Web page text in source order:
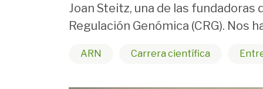
Joan Steitz, una de las
Regulación Genómica (CRG). Nos
ARN Carrera científica